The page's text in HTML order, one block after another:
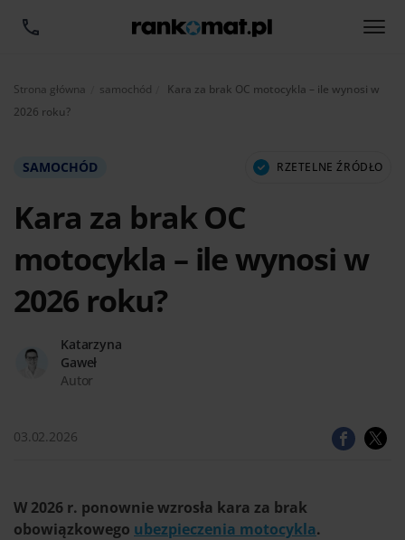
Strona główna samochód Aktualnie:
Kara za brak OC motocykla – ile wynosi w
2026 roku?
SAMOCHÓD RZETELNE ŹRÓDŁO
Kara za brak OC
motocykla – ile wynosi w
2026 roku?
Katarzyna
Gaweł
Autor
03.02.2026
W 2026 r. ponownie wzrosła kara za brak
obowiązkowego ubezpieczenia motocykla.